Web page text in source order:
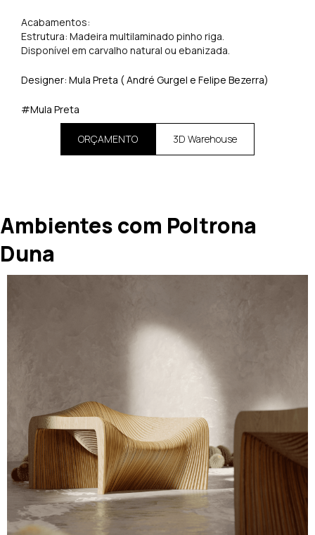
Acabamentos:
Estrutura: Madeira multilaminado pinho riga.
Disponível em carvalho natural ou ebanizada.
Designer: Mula Preta ( André Gurgel e Felipe Bezerra)
#Mula Preta
ORÇAMENTO 3D Warehouse
Ambientes com Poltrona
Duna